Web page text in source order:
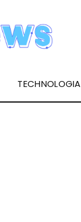
TECHNOLOGIA